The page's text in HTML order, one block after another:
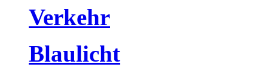
Verkehr
Blaulicht